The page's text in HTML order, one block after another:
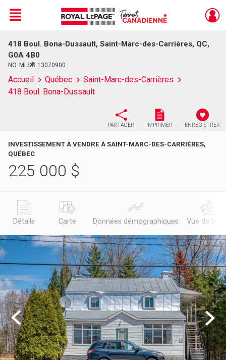
Live
En Direct
Menu
418 Boul. Bona-Dussault, Saint-Marc-des-Carrières, QC,
G0A 4B0
NO. MLS® 13070900
Accueil Québec
Saint-Marc-des-Carrières
418 Boul. Bona-Dussault
PARTAGER IMPRIMER ENREGISTRER
INVESTISSEMENT À VENDRE À SAINT-MARC-DES-CARRIÈRES,
QUÉBEC
225 000 $
Détails Carte Données démographiques Vue de la
Previous Next